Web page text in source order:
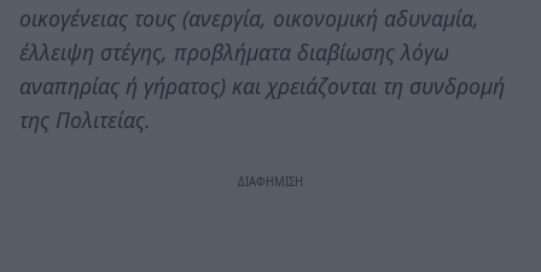
οικογένειας τους (ανεργία, οικονομική αδυναμία,
έλλειψη στέγης, προβλήματα διαβίωσης λόγω
αναπηρίας ή γήρατος) και χρειάζονται τη συνδρομή
της Πολιτείας.